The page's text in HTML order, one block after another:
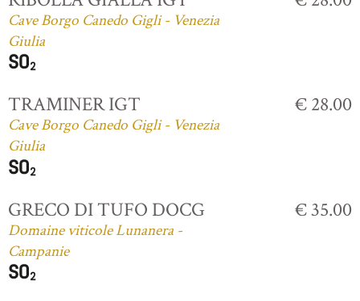
Cave Borgo Canedo Gigli - Venezia
Giulia
TRAMINER IGT
Cave Borgo Canedo Gigli - Venezia
Giulia
€ 28.00
GRECO DI TUFO DOCG
Domaine viticole Lunanera -
Campanie
€ 35.00